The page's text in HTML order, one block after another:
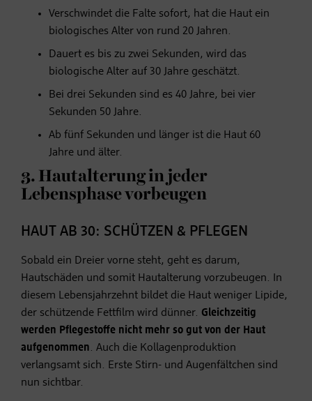
Verschwindet die Falte sofort, hat die Haut ein
biologisches Alter von rund 20 Jahren.
Dauert es bis zu zwei Sekunden, wird das
biologische Alter auf 30 Jahre geschätzt.
Bei drei Sekunden sind es 40 Jahre, bei vier
Sekunden 50 Jahre.
Ab fünf Sekunden und länger ist die Haut 60
Jahre und älter.
3. Hautalterung in jeder
Lebensphase vorbeugen
HAUT AB 30: SCHÜTZEN & PFLEGEN
Sobald ein Dreier vorne steht, geht es darum,
Hautschäden und somit Hautalterung vorzubeugen. In
diesem Lebensjahrzehnt bildet die Haut weniger Lipide,
der schützende Fettfilm wird dünner. Gleichzeitig
werden Pflegestoffe nicht mehr so gut von der Haut
aufgenommen. Auch die Kollagenproduktion
verlangsamt sich. Erste Stirn- und Augenfältchen sind
nun sichtbar.